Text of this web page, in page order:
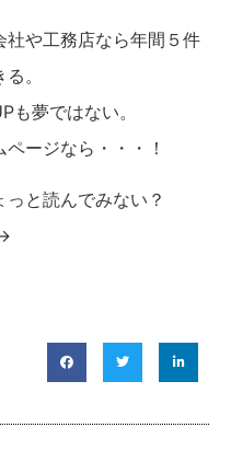
社や工務店なら年間５件
。
も夢ではない。
ージなら・・・！
と読んでみない？